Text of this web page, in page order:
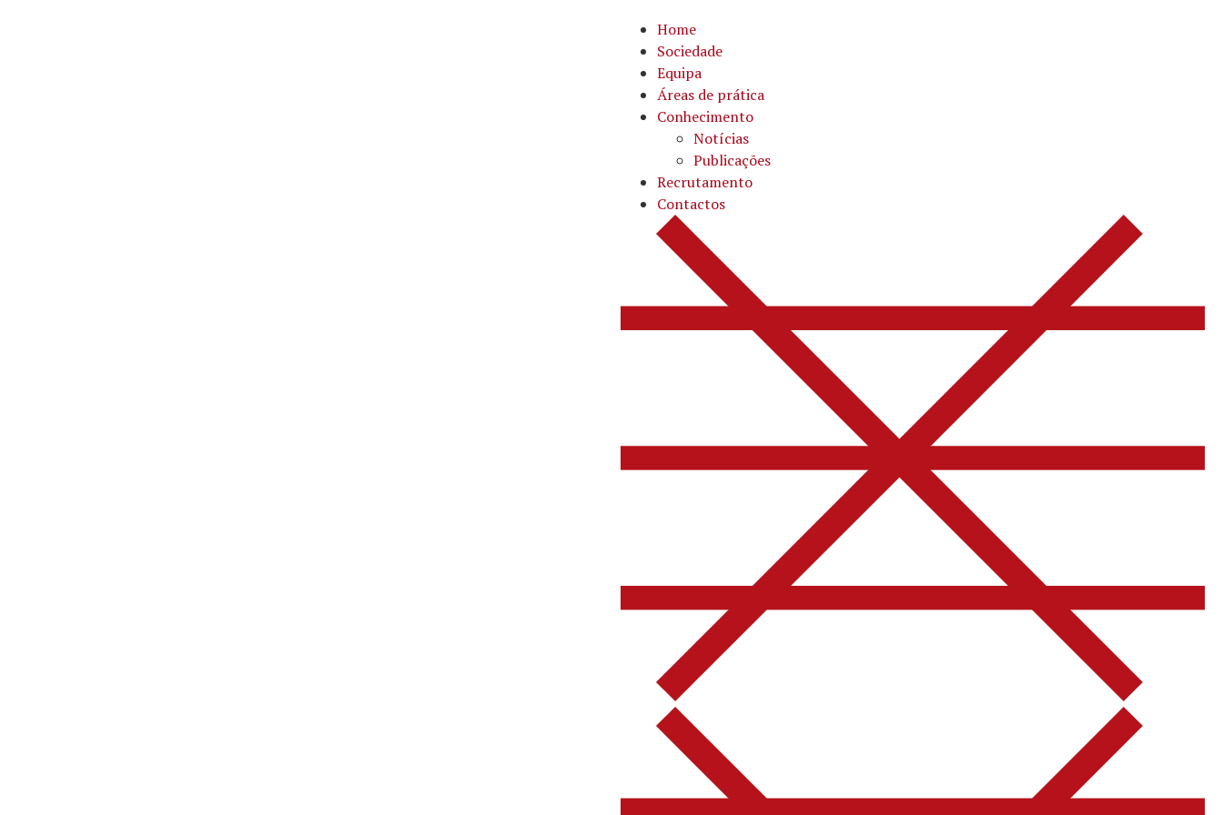
Home
Sociedade
Equipa
Áreas de prática
Conhecimento
Notícias
Publicações
Recrutamento
Contactos